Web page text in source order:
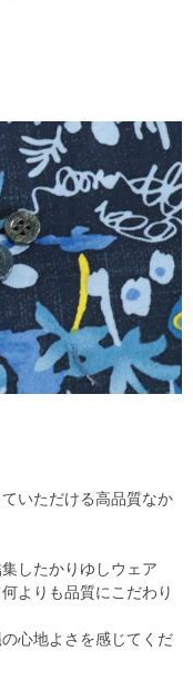
いただける高品質なか
したかりゆしウェア
よりも品質にこだわり
心地よさを感じてくだ